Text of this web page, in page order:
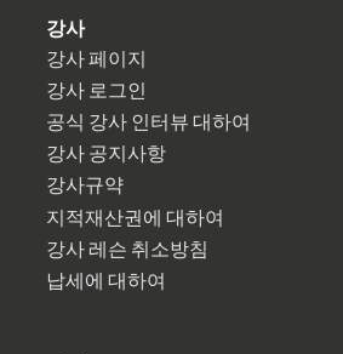
강사
강사 페이지
강사 로그인
공식 강사 인터뷰 대하여
강사 공지사항
강사규약
지적재산권에 대하여
강사 레슨 취소방침
납세에 대하여